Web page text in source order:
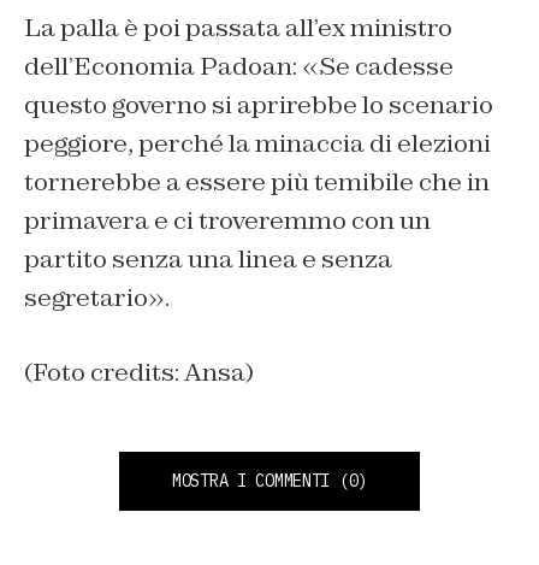
La palla è poi passata all’ex ministro
dell’Economia Padoan: «Se cadesse
questo governo si aprirebbe lo scenario
peggiore, perché la minaccia di elezioni
tornerebbe a essere più temibile che in
primavera e ci troveremmo con un
partito senza una linea e senza
segretario».
(Foto credits: Ansa)
MOSTRA I COMMENTI (0)